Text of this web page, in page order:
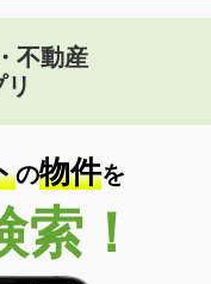
不動産
の物件を
索！